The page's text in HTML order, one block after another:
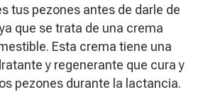
tus pezones antes de darle de
que se trata de una crema
Esta crema tiene una
y regenerante que cura y
pezones durante la lactancia.